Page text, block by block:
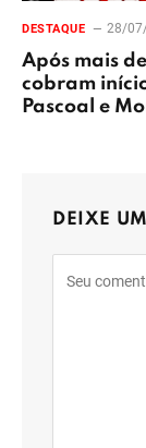
DESTAQUE 28/
Após mais
cobram
Pascoal e
DEIXE